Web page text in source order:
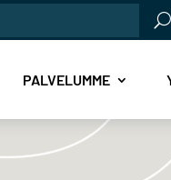
PALVELUMME